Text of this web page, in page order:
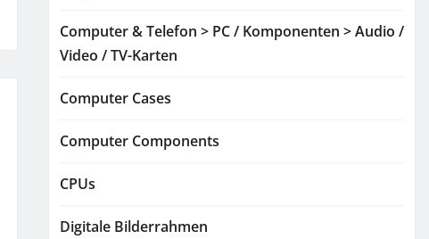
Computer & Telefon > PC / Komponenten > Audio /
Video / TV-Karten
Computer Cases
Computer Components
CPUs
Digitale Bilderrahmen